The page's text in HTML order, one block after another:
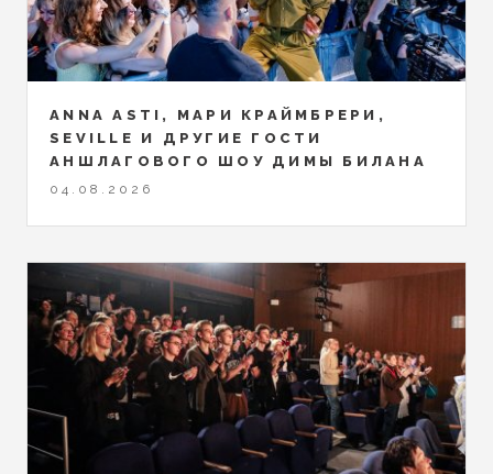
ANNA ASTI, МАРИ КРАЙМБРЕРИ,
SEVILLE И ДРУГИЕ ГОСТИ
АНШЛАГОВОГО ШОУ ДИМЫ БИЛАНА
04.08.2026